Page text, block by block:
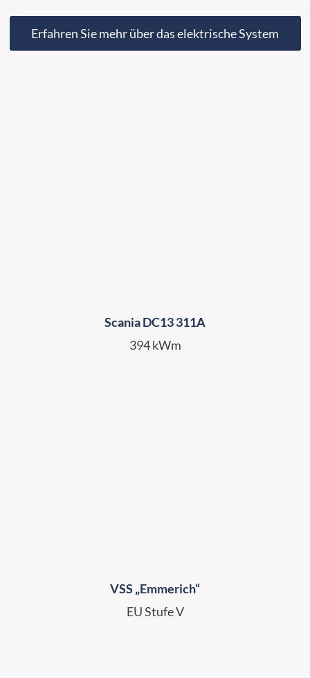
Erfahren Sie mehr über das elektrische System
Scania DC13 311A
394 kWm
VSS „Emmerich“
EU Stufe V